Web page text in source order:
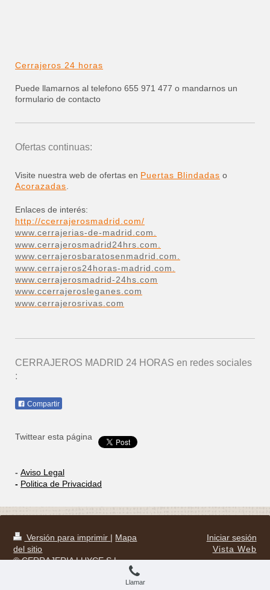
Cerrajeros 24 horas
Puede llamarnos al telefono 655 971 477 o mandarnos un
formulario de contacto
Ofertas continuas:
Visite nuestra web de ofertas en Puertas Blindadas o
Acorazadas
Enlaces de interés:
http://ccerrajerosmadrid.com/
www.cerrajerias-de-madrid.com.
www.cerrajerosmadrid24hrs.com.
www.cerrajerosbaratosenmadrid.com.
www.cerrajeros24horas-madrid.com.
www.cerrajerosmadrid-24hs.com
www.ccerrajerosleganes.com
www.cerrajerosrivas.com
CERRAJEROS MADRID 24 HORAS en redes sociales
:
Compartir
Twittear esta página
- Aviso Legal
- Politica de Privacidad
Versión para imprimir | Mapa
del sitio
© CERRAJERIA LUYCE S.L
Iniciar sesión
Vista Web
Llamar